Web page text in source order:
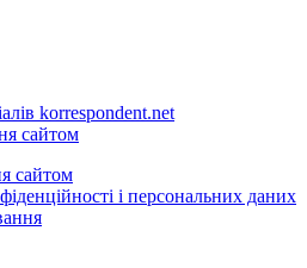
korrespondent.net
сайтом
сайтом
і персональних даних